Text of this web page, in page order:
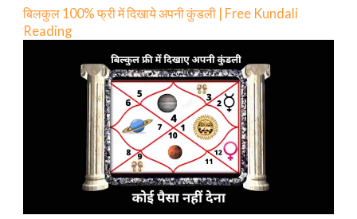
बिलकुल 100% फ्री में दिखाये अपनी कुंडली | Free Kundali
Reading